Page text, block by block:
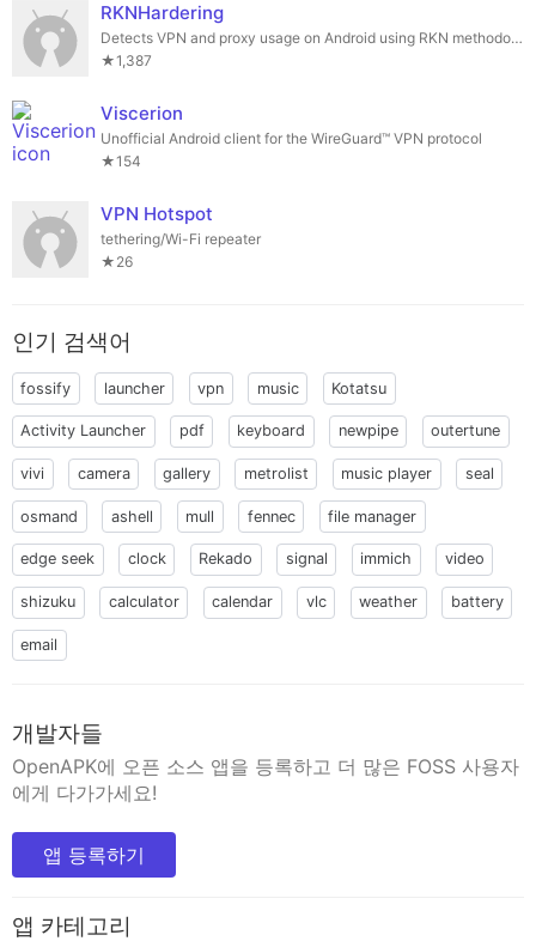
RKNHardering
Detects VPN and proxy usage on Android using RKN methodology
★1,387
Viscerion
Unofficial Android client for the WireGuard™️ VPN protocol
★154
VPN Hotspot
tethering/Wi-Fi repeater
★26
인기 검색어
fossify launcher vpn music Kotatsu
Activity Launcher pdf keyboard newpipe outertune
vivi camera gallery metrolist music player seal
osmand ashell mull fennec file manager
edge seek clock Rekado signal immich video
shizuku calculator calendar vlc weather battery
email
개발자들
OpenAPK에 오픈 소스 앱을 등록하고 더 많은 FOSS 사용자
에게 다가가세요!
앱 등록하기
앱 카테고리